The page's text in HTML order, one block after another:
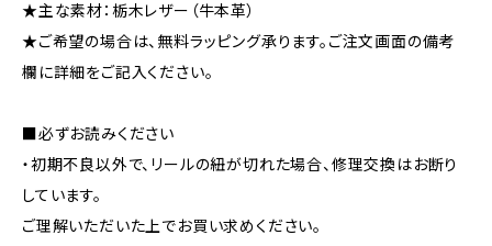
★主な素材：栃木レザー（牛本革）
★ご希望の場合は、無料ラッピング承ります。ご注文画面の備考
欄に詳細をご記入ください。
■必ずお読みください
・初期不良以外で、リールの紐が切れた場合、修理交換はお断り
しています。
ご理解いただいた上でお買い求めください。